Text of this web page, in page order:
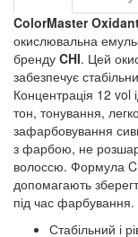
ColorMaster
окислювальна
бренду CHI. Цей
забезпечує
Концентрація 12 vol
тон, тонування,
зафарбовування
з фарбою, не
волоссю. Формула
допомагають
під час фарбування.
Стабільний і